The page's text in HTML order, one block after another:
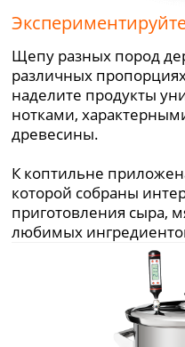
Щепу разных пород
различных
наделите продукты
нотками,
древесины.
К коптильне
которой собраны
приготовления сыра,
любимых